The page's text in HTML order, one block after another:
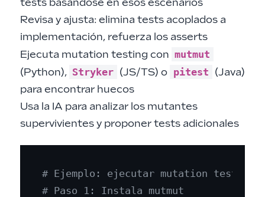
tests basándose en esos escenarios
Revisa y ajusta: elimina tests acoplados a
implementación, refuerza los asserts
Ejecuta mutation testing con mutmut
(Python), Stryker (JS/TS) o pitest (Java)
para encontrar huecos
Usa la IA para analizar los mutantes
supervivientes y proponer tests adicionales
# Ejemplo: ejecutar mutation testing
# Paso 1: Instala mutmut